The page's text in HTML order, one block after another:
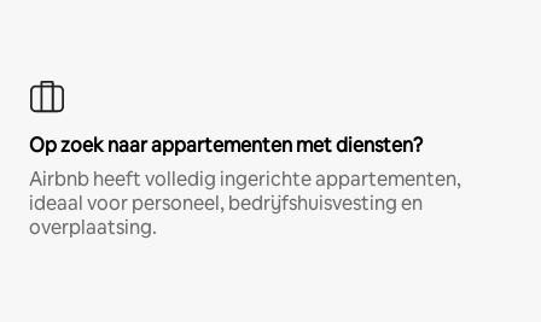
Op zoek naar appartementen met diensten?
Airbnb heeft volledig ingerichte appartementen,
ideaal voor personeel, bedrijfshuisvesting en
overplaatsing.